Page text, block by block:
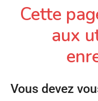
Cette
aux
Vous devez